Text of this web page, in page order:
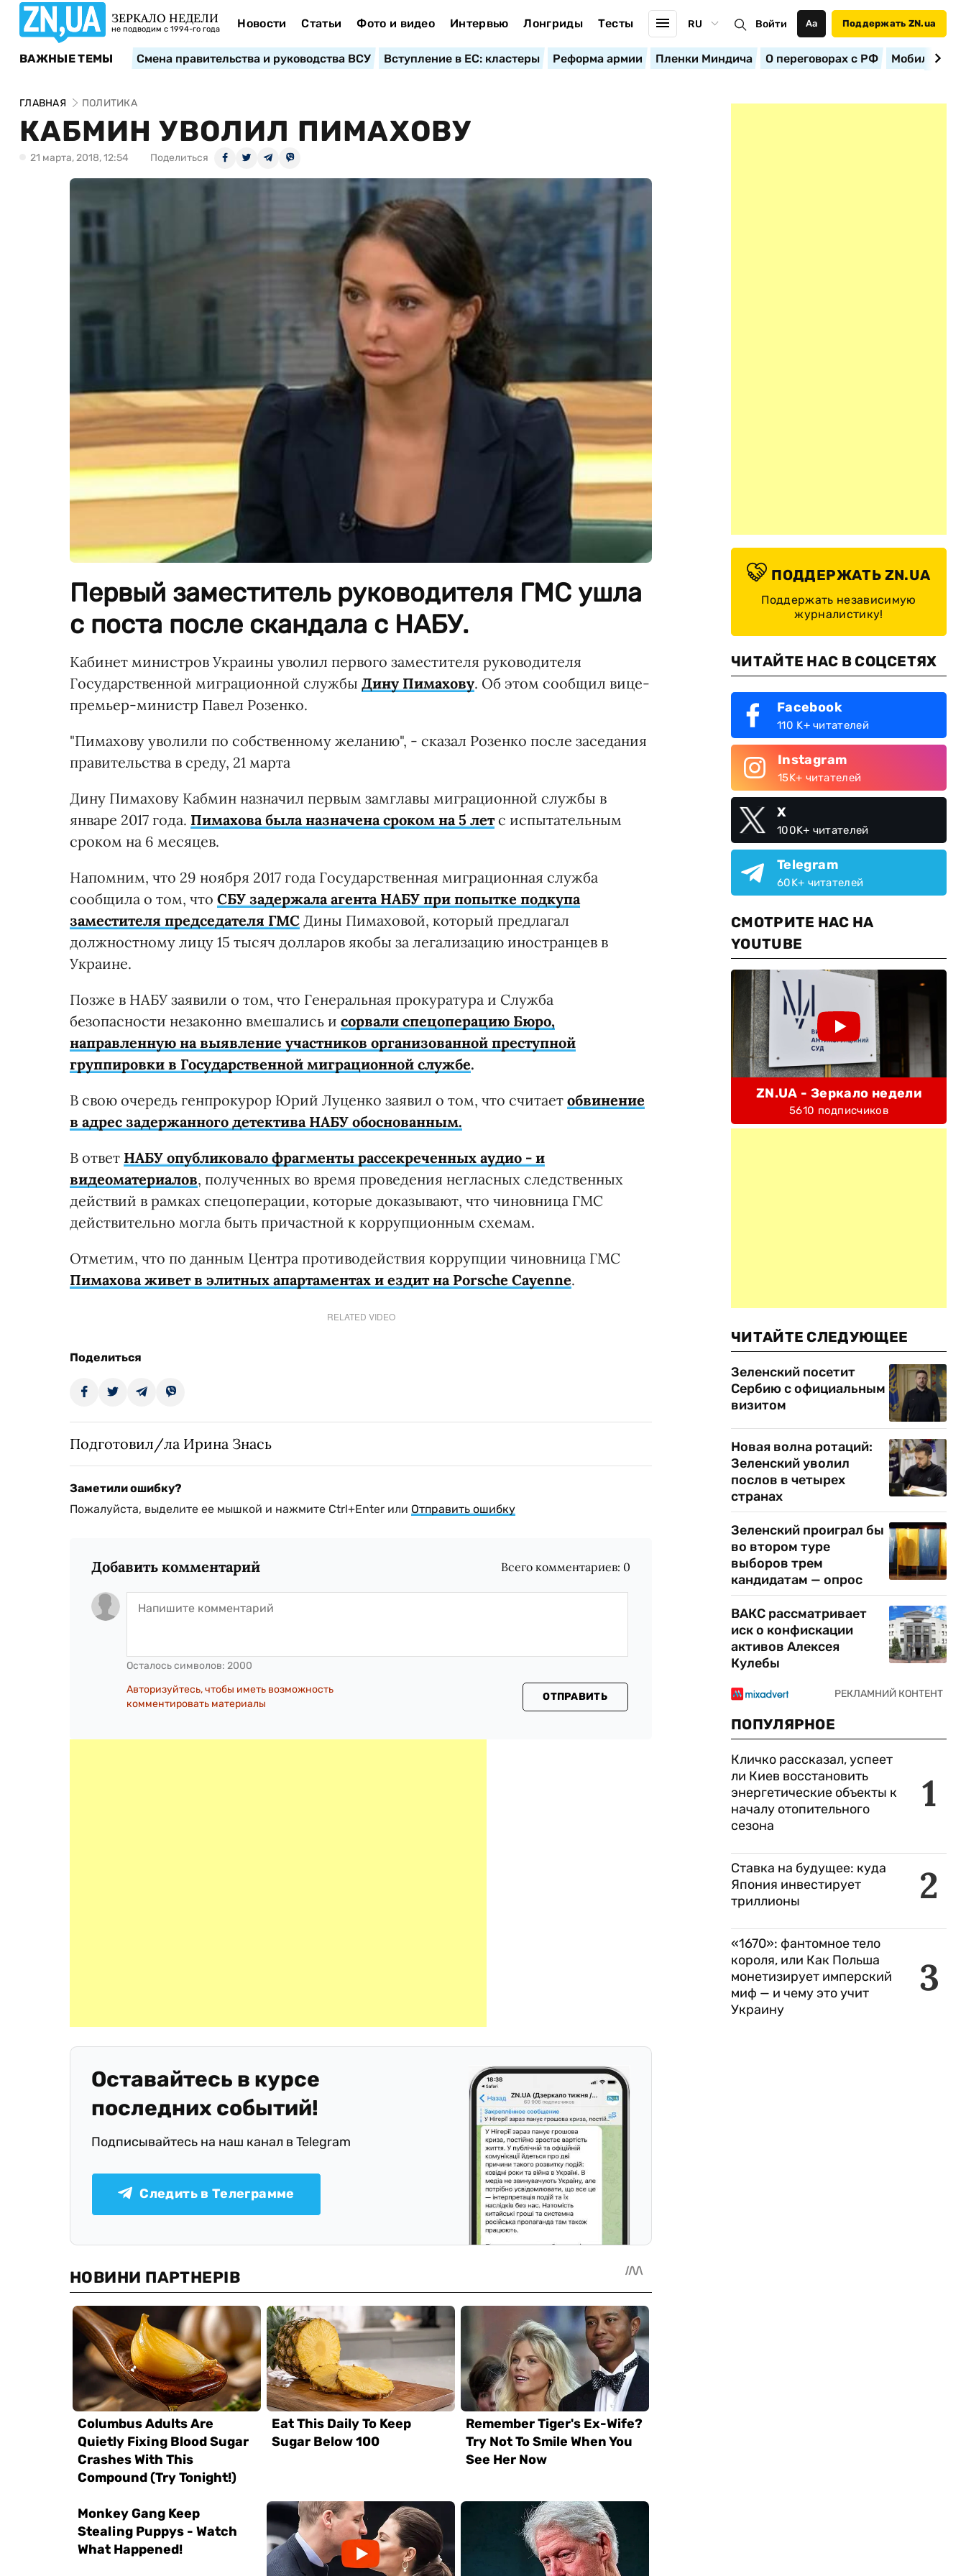
ЗЕРКАЛО НЕДЕЛИ
не подводим с 1994-го года Новости Статьи Фото и видео Интервью Лонгриды Тесты RU Войти Аа Поддержать ZN.ua
ВАЖНЫЕ ТЕМЫ Смена правительства и руководства ВСУ Вступление в ЕС: кластеры Реформа армии Пленки Миндича О переговорах с РФ
ГЛАВНАЯ ПОЛИТИКА
КАБМИН УВОЛИЛ ПИМАХОВУ
21 марта, 2018, 12:54 Поделиться
Первый заместитель руководителя ГМС ушла
с поста после скандала с НАБУ.
Кабинет министров Украины уволил первого заместителя руководителя
Государственной миграционной службы Дину Пимахову. Об этом сообщил вице-
премьер-министр Павел Розенко.
"Пимахову уволили по собственному желанию", - сказал Розенко после заседания
правительства в среду, 21 марта
Дину Пимахову Кабмин назначил первым замглавы миграционной службы в
январе 2017 года. Пимахова была назначена сроком на 5 летс испытательным
сроком на 6 месяцев.
Напомним, что 29 ноября 2017 года Государственная миграционная служба
сообщила о том, что СБУ задержала агента НАБУ при попытке подкупа
заместителя председателя ГМС Дины Пимаховой, который предлагал
должностному лицу 15 тысяч долларов якобы за легализацию иностранцев в
Украине.
Позже в НАБУ заявили о том, что Генеральная прокуратура и Служба
безопасности незаконно вмешались и сорвали спецоперацию Бюро,
направленную на выявление участников организованной преступной
группировки в Государственной миграционной службе.
В свою очередь генпрокурор Юрий Луценко заявил о том, что считает обвинение
в адрес задержанного детектива НАБУ обоснованным.
В ответ НАБУ опубликовало фрагменты рассекреченных аудио - и
видеоматериалов, полученных во время проведения негласных следственных
действий в рамках спецоперации, которые доказывают, что чиновница ГМС
действительно могла быть причастной к коррупционным схемам.
Отметим, что по данным Центра противодействия коррупции чиновница ГМС
Пимахова живет в элитных апартаментах и ездит на Porsche Cayenne.
RELATED VIDEO
Поделиться
Подготовил/ла Ирина Знась
Заметили ошибку?
Пожалуйста, выделите ее мышкой и нажмите Ctrl+Enter или Отправить ошибку
Добавить комментарий Всего комментариев: 0
Осталось символов: 2000
Авторизуйтесь, чтобы иметь возможность
комментировать материалы
ОТПРАВИТЬ
Оставайтесь в курсе
последних событий!
Подписывайтесь на наш канал в Telegram
Следить в Телеграмме
ПОДДЕРЖАТЬ ZN.UA
Поддержать независимую
журналистику!
ЧИТАЙТЕ НАС В СОЦСЕТЯХ
Facebook
110 K+ читателей
Instagram
15K+ читателей
X
100K+ читателей
Telegram
60K+ читателей
СМОТРИТЕ НАС НА
YOUTUBE
ZN.UA - Зеркало недели
5610 подписчиков
ЧИТАЙТЕ СЛЕДУЮЩЕЕ
Зеленский посетит
Сербию с официальным
визитом
Новая волна ротаций:
Зеленский уволил
послов в четырех
странах
Зеленский проиграл бы
во втором туре
выборов трем
кандидатам — опрос
ВАКС рассматривает
иск о конфискации
активов Алексея
Кулебы
ПОПУЛЯРНОЕ
1
Кличко рассказал, успеет
ли Киев восстановить
энергетические объекты к
началу отопительного
сезона
2
Ставка на будущее: куда
Япония инвестирует
триллионы
3
«1670»: фантомное тело
короля, или Как Польша
монетизирует имперский
миф — и чему это учит
Украину